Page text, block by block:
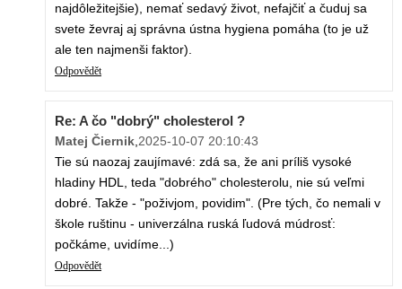
najdôležitejšie), nemať sedavý život, nefajčiť a čuduj sa
svete ževraj aj správna ústna hygiena pomáha (to je už
ale ten najmenši faktor).
Odpovědět
Re: A čo "dobrý" cholesterol ?
Matej Čiernik,2025-10-07 20:10:43
Tie sú naozaj zaujímavé: zdá sa, že ani príliš vysoké
hladiny HDL, teda "dobrého" cholesterolu, nie sú veľmi
dobré. Takže - "poživjom, povidim". (Pre tých, čo nemali v
škole ruštinu - univerzálna ruská ľudová múdrosť:
počkáme, uvidíme...)
Odpovědět